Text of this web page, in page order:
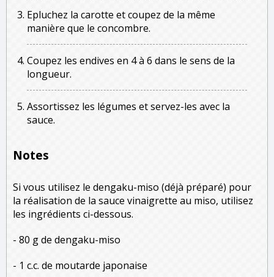
Epluchez la carotte et coupez de la même
manière que le concombre.
Coupez les endives en 4 à 6 dans le sens de la
longueur.
Assortissez les légumes et servez-les avec la
sauce.
Notes
Si vous utilisez le dengaku-miso (déjà préparé) pour
la réalisation de la sauce vinaigrette au miso, utilisez
les ingrédients ci-dessous.
- 80 g de dengaku-miso
- 1 c.c. de moutarde japonaise